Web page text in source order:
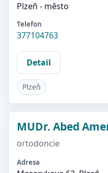
Plzeň - město
Telefon
377104763
Detail
Plzeň
MUDr. Abed
ortodoncie
Adresa